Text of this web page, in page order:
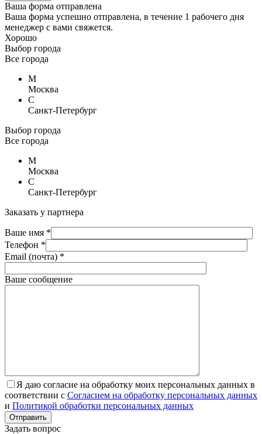
Ваша форма отправлена
Ваша форма успешно отправлена, в течение 1 рабочего дня
менеджер с вами свяжется.
Хорошо
Выбор города
Все города
М
Москва
С
Санкт-Петербург
Выбор города
Все города
М
Москва
С
Санкт-Петербург
Заказать у партнера
Ваше имя *
Телефон *
Email (почта) *
Ваше сообщение
Я даю согласие на обработку моих персональных данных в
соответствии с Согласием на обработку персональных данных
и Политикой обработки персональных данных
Отправить
Задать вопрос